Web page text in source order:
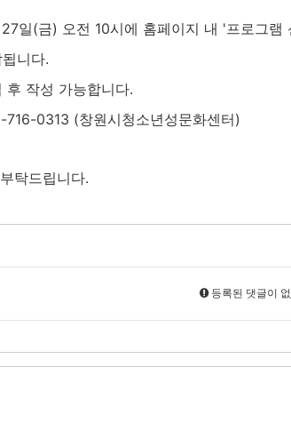
일(금) 오전 10시에 홈페이지 내 '프로그램
니다.
후 작성 가능합니다.
0313 (창원시청소년성문화센터)
탁드립니다.
등록된 댓글이